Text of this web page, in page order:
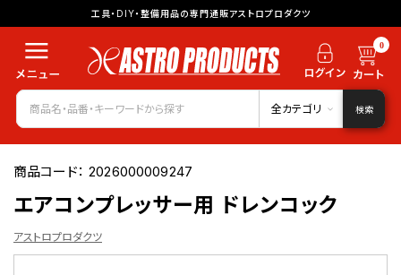
工具・DIY・整備用品の専門通販アストロプロダクツ
0
全カテゴリ 検索
商品コード：2026000009247
エアコンプレッサー用 ドレンコック
アストロプロダクツ